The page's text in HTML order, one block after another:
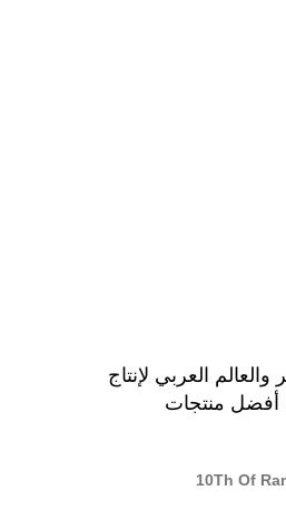
العربي لإنتاج
أفضل منتجات
10Th Of